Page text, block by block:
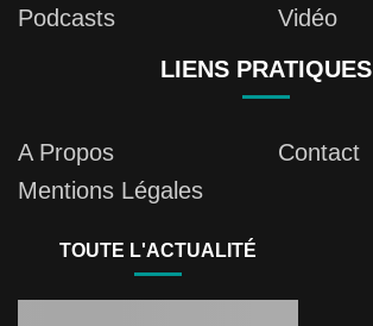
Podcasts
Vidéo
LIENS PRATIQUES
A Propos
Contact
Mentions Légales
TOUTE L'ACTUALITÉ